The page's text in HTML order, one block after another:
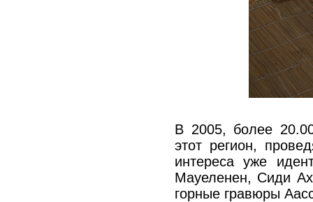
В 2005, более
этот регион,
интереса уже
Мауеленен, Сиди
горные гравюры